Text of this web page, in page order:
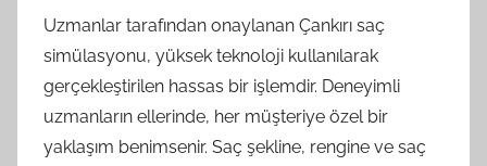
Uzmanlar tarafından onaylanan Çankırı saç
simülasyonu, yüksek teknoloji kullanılarak
gerçekleştirilen hassas bir işlemdir. Deneyimli
uzmanların ellerinde, her müşteriye özel bir
yaklaşım benimsenir. Saç şekline, rengine ve saç